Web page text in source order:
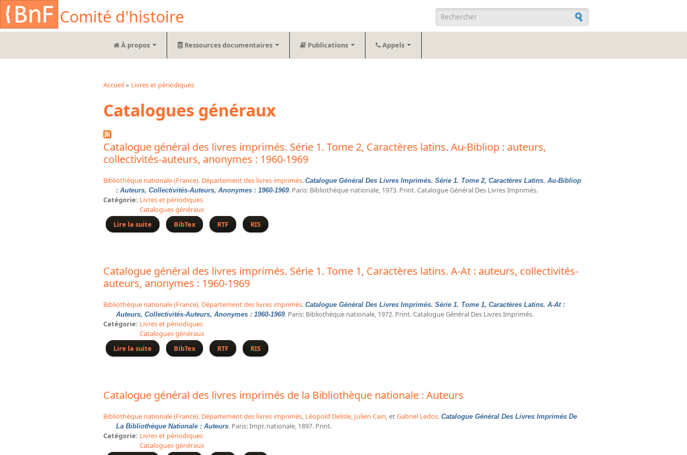
Aller au contenu principal
Comité d'histoire Formulaire de recherche
À propos Ressources documentaires Publications Appels
Accueil» Livres et périodiques
Catalogues généraux
Catalogue général des livres imprimés. Série 1. Tome 2, Caractères latins. Au-Bibliop : auteurs,
collectivités-auteurs, anonymes : 1960-1969
Bibliothèque nationale (France). Département des livres imprimés. Catalogue Général Des Livres Imprimés. Série 1. Tome 2, Caractères Latins. Au-Bibliop
: Auteurs, Collectivités-Auteurs, Anonymes : 1960-1969. Paris: Bibliothèque nationale, 1973. Print. Catalogue Général Des Livres Imprimés.
Catégorie: Livres et périodiques
Catalogues généraux
Lire la suite de Catalogue général des livres imprimés. Série 1. Tome 2, Caractères latins. Au-Bibliop : auteurs, collectivités-auteurs, anonymes : 1960-1969
BibTex RTF RIS
Catalogue général des livres imprimés. Série 1. Tome 1, Caractères latins. A-At : auteurs, collectivités-
auteurs, anonymes : 1960-1969
Bibliothèque nationale (France). Département des livres imprimés. Catalogue Général Des Livres Imprimés. Série 1. Tome 1, Caractères Latins. A-At :
Auteurs, Collectivités-Auteurs, Anonymes : 1960-1969. Paris: Bibliothèque nationale, 1972. Print. Catalogue Général Des Livres Imprimés.
Catégorie: Livres et périodiques
Catalogues généraux
Lire la suite de Catalogue général des livres imprimés. Série 1. Tome 1, Caractères latins. A-At : auteurs, collectivités-auteurs, anonymes : 1960-1969
BibTex RTF RIS
Catalogue général des livres imprimés de la Bibliothèque nationale : Auteurs
Bibliothèque nationale (France). Département des livres imprimés, Léopold Delisle, Julien Cain, etGabriel Ledos. Catalogue Général Des Livres Imprimés De
La Bibliothèque Nationale : Auteurs. Paris: Impr. nationale, 1897. Print.
Catégorie: Livres et périodiques
Catalogues généraux
Cookies management panel